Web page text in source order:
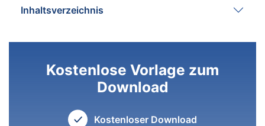
Inhaltsverzeichnis
Kostenlose Vorlage zum
Download
Kostenloser Download